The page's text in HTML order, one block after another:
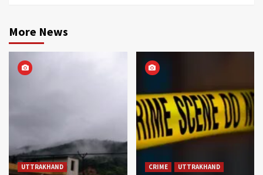
More News
UTTRAKHAND CRIME UTTRAKHAND